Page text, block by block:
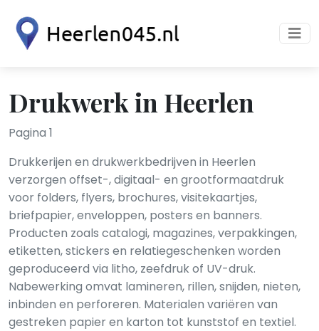
Drukwerk in Heerlen
Pagina 1
Drukkerijen en drukwerkbedrijven in Heerlen
verzorgen offset-, digitaal- en grootformaatdruk
voor folders, flyers, brochures, visitekaartjes,
briefpapier, enveloppen, posters en banners.
Producten zoals catalogi, magazines, verpakkingen,
etiketten, stickers en relatiegeschenken worden
geproduceerd via litho, zeefdruk of UV-druk.
Nabewerking omvat lamineren, rillen, snijden, nieten,
inbinden en perforeren. Materialen variëren van
gestreken papier en karton tot kunststof en textiel.